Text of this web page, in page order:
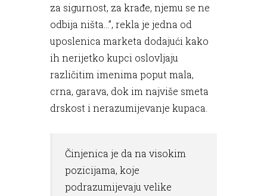
za sigurnost, za krađe, njemu se ne
odbija ništa…”, rekla je jedna od
uposlenica marketa dodajući kako
ih nerijetko kupci oslovljaju
različitim imenima poput mala,
crna, garava, dok im najviše smeta
drskost i nerazumijevanje kupaca.
Činjenica je da na visokim
pozicijama, koje
podrazumijevaju velike